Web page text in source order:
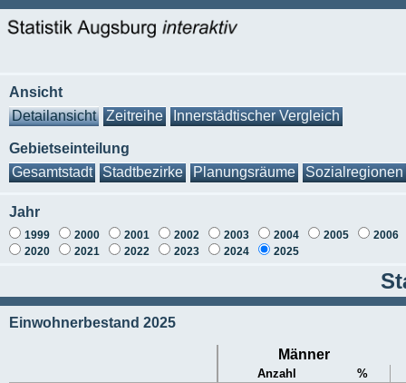
Ansicht
Detailansicht
Zeitreihe Innerstädtischer Vergleich
Gebietseinteilung
Gesamtstadt
Stadtbezirke Planungsräume Sozialregionen
Jahr
1999 2000 2001 2002 2003 2004 2005
2006
2020
2021 2022 2023 2024 2025
Einwohnerbestand 2025
Männer
Anzahl
%